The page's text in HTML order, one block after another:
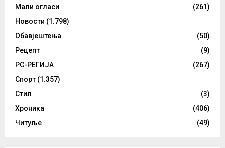
Мали огласи
(261)
Новости (1.798)
Обавјештења
(50)
Рецепт
(9)
РС-РЕГИЈА
(267)
Спорт (1.357)
Стил
(3)
Хроника
(406)
Читуље
(49)